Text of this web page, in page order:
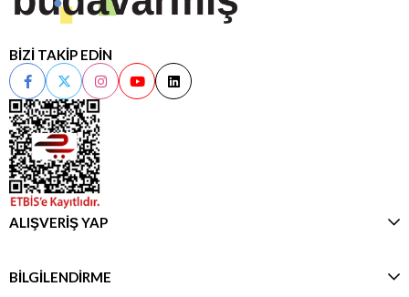
BİZİ TAKİP EDİN
ALIŞVERİŞ YAP
BİLGİLENDİRME